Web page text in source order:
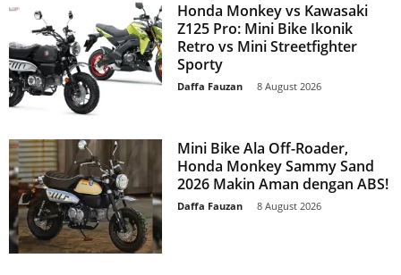
Honda Monkey vs Kawasaki
Z125 Pro: Mini Bike Ikonik
Retro vs Mini Streetfighter
Sporty
Daffa Fauzan 8 August 2026
Mini Bike Ala Off-Roader,
Honda Monkey Sammy Sand
2026 Makin Aman dengan ABS!
Daffa Fauzan 8 August 2026